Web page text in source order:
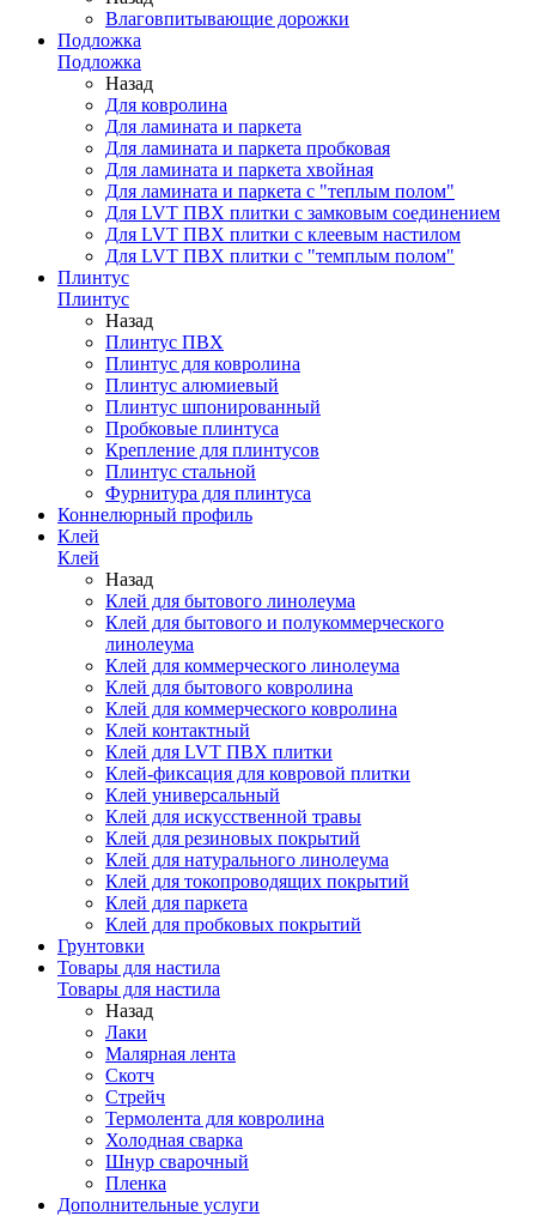
Влаговпитывающие дорожки
Подложка
Подложка
Назад
Для ковролина
Для ламината и паркета
Для ламината и паркета пробковая
Для ламината и паркета хвойная
Для ламината и паркета с "теплым полом"
Для LVT ПВХ плитки с замковым соединением
Для LVT ПВХ плитки с клеевым настилом
Для LVT ПВХ плитки с "темплым полом"
Плинтус
Плинтус
Назад
Плинтус ПВХ
Плинтус для ковролина
Плинтус алюмиевый
Плинтус шпонированный
Пробковые плинтуса
Крепление для плинтусов
Плинтус стальной
Фурнитура для плинтуса
Коннелюрный профиль
Клей
Клей
Назад
Клей для бытового линолеума
Клей для бытового и полукоммерческого
линолеума
Клей для коммерческого линолеума
Клей для бытового ковролина
Клей для коммерческого ковролина
Клей контактный
Клей для LVT ПВХ плитки
Клей-фиксация для ковровой плитки
Клей универсальный
Клей для искусственной травы
Клей для резиновых покрытий
Клей для натурального линолеума
Клей для токопроводящих покрытий
Клей для паркета
Клей для пробковых покрытий
Грунтовки
Товары для настила
Товары для настила
Назад
Лаки
Малярная лента
Скотч
Стрейч
Термолента для ковролина
Холодная сварка
Шнур сварочный
Пленка
Дополнительные услуги